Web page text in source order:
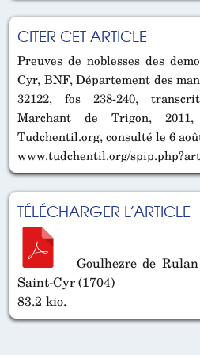
CITER CET ARTICLE
Preuves de noblesses des
Cyr, BNF, Département des
32122, fos 238-240,
Marchant de Trigon,
Tudchentil.org, consulté le 6
www.tudchentil.org/
TÉLÉCHARGER L’ARTICLE
Goulhezre de
Saint-Cyr (1704)
83.2 kio.